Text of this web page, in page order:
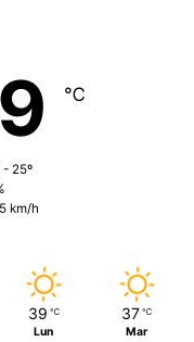
℃
- 25º
km/h
39 ℃
Lun
37 ℃
Mar